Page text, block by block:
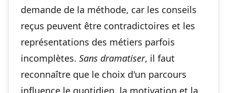
demande de la méthode, car les conseils
reçus peuvent être contradictoires et les
représentations des métiers parfois
incomplètes. Sans dramatiser, il faut
reconnaître que le choix d'un parcours
influence le quotidien, la motivation et la